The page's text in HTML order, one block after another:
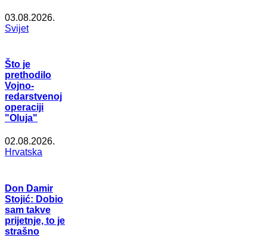
03.08.2026.
Svijet
Što je
prethodilo
Vojno-
redarstvenoj
operaciji
"Oluja"
02.08.2026.
Hrvatska
Don Damir
Stojić: Dobio
sam takve
prijetnje, to je
strašno